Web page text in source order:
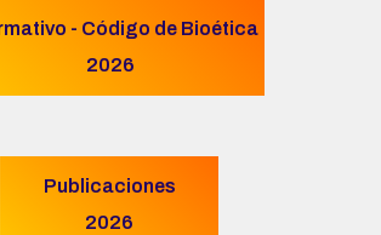
- Código de Bioética
2026
Publicaciones
2026